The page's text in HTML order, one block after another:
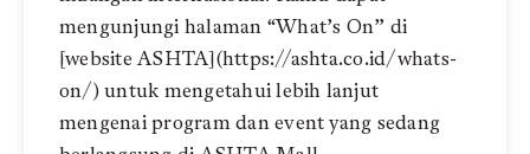
mengunjungi halaman “What’s On” di
[website ASHTA](https://ashta.co.id/whats-
on/) untuk mengetahui lebih lanjut
mengenai program dan event yang sedang